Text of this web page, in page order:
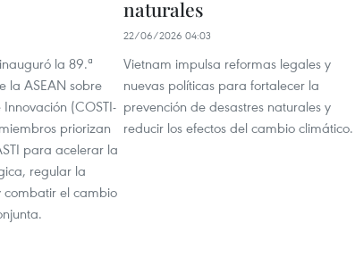
la 89.ª
la ASEAN sobre
(COSTI-
priorizan
para acelerar la
regular la
combatir el cambio
naturales
22/06/2026 04:03
Vietnam impulsa reformas legales y
nuevas políticas para fortalecer la
prevención de desastres naturales y
reducir los efectos del cambio climático.